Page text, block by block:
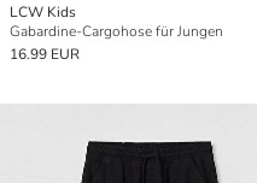
LCW Kids
Gabardine-Cargohose für Jungen
16.99 EUR